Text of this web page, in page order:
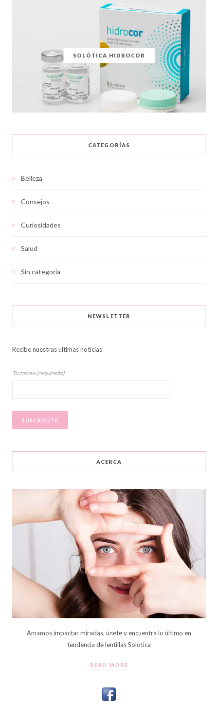
SOLÓTICA HIDROCOR
CATEGORÍAS
Belleza
Consejos
Curiosidades
Salud
Sin categoría
NEWSLETTER
Recibe nuestras ultimas noticias
Tu correo (requiredo)
ACERCA
Amamos impactar miradas, únete y encuentra lo último en
tendencia de lentillas Solotica
READ MORE